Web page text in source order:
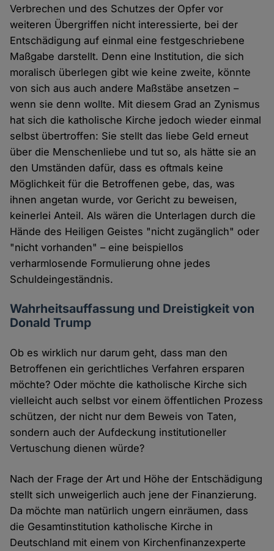
Verbrechen und des Schutzes der Opfer vor
weiteren Übergriffen nicht interessierte, bei der
Entschädigung auf einmal eine festgeschriebene
Maßgabe darstellt. Denn eine Institution, die sich
moralisch überlegen gibt wie keine zweite, könnte
von sich aus auch andere Maßstäbe ansetzen –
wenn sie denn wollte. Mit diesem Grad an Zynismus
hat sich die katholische Kirche jedoch wieder einmal
selbst übertroffen: Sie stellt das liebe Geld erneut
über die Menschenliebe und tut so, als hätte sie an
den Umständen dafür, dass es oftmals keine
Möglichkeit für die Betroffenen gebe, das, was
ihnen angetan wurde, vor Gericht zu beweisen,
keinerlei Anteil. Als wären die Unterlagen durch die
Hände des Heiligen Geistes "nicht zugänglich" oder
"nicht vorhanden" – eine beispiellos
verharmlosende Formulierung ohne jedes
Schuldeingeständnis.
Wahrheitsauffassung und Dreistigkeit von
Donald Trump
Ob es wirklich nur darum geht, dass man den
Betroffenen ein gerichtliches Verfahren ersparen
möchte? Oder möchte die katholische Kirche sich
vielleicht auch selbst vor einem öffentlichen Prozess
schützen, der nicht nur dem Beweis von Taten,
sondern auch der Aufdeckung institutioneller
Vertuschung dienen würde?
Nach der Frage der Art und Höhe der Entschädigung
stellt sich unweigerlich auch jene der Finanzierung.
Da möchte man natürlich ungern einräumen, dass
die Gesamtinstitution katholische Kirche in
Deutschland mit einem von Kirchenfinanzexperte